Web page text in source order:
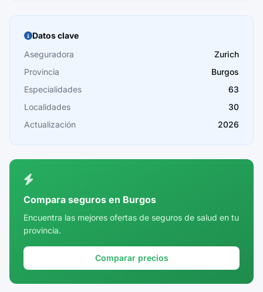
Burgos
Cáceres
Cádiz
Cantabria
Castellón
Córdoba
Cuenca
Girona
Datos clave
Aseguradora
Zurich
Provincia
Burgos
Especialidades
63
Localidades
30
Actualización
2026
Compara seguros en Burgos
Encuentra las mejores ofertas de seguros de salud en tu
provincia.
Comparar precios